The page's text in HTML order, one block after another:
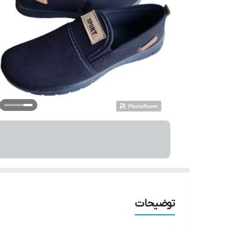
توضیحات